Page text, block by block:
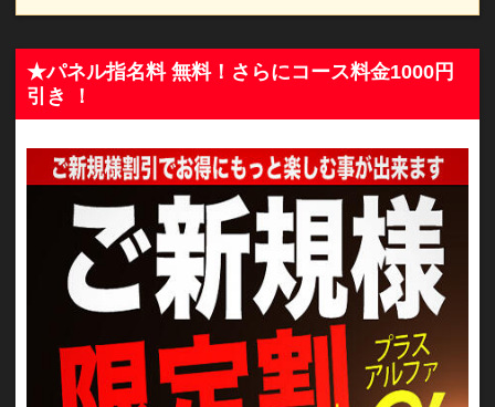
★パネル指名料 無料！さらにコース料金1000円
引き ！